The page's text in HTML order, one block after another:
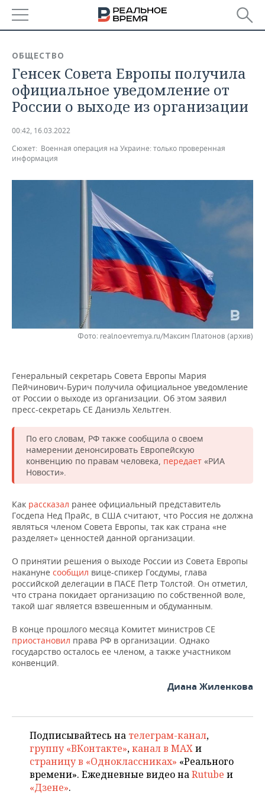
БАШКОРТОСТАН
ТАТАРСТАН
НОВОСТИ
АНАЛИТИКА
ДЕКЛАРАЦИИ О ДОХОДАХ
КОРОЛИ ГОСЗАКАЗА ПФО
ВУЗЫ ТАТАРСТАНА
КОМУ ПРИНАДЛЕЖАТ
ТОРГОВЫЕ ЦЕНТРЫ
НОВОСТИ ЭКОНОМИКИ
ФИНАНСЫ
ПРОМЫШЛЕННОСТЬ
НОВОСТИ
ПРОМЫШЛЕННОСТИ
МАШИНОСТРОЕНИЕ
НЕДВИЖИМОСТЬ
НОВОСТИ НЕДВИЖИМОСТИ
НОВОСТИ БИЗНЕСА
РОЗНИЧНАЯ ТОРГОВЛЯ
НОВОСТИ ТЕХНОЛОГИЙ
НОВОСТИ МЕРОПРИЯТИЙ
ВЫЕЗДНАЯ РЕДАКЦИЯ
ONLINE-КОНФЕРЕНЦИИ
НОВОСТИ СПОРТА
ХОККЕЙ
ВОЛЕЙБОЛ
КИБЕРСПОРТ
ФИГУРНОЕ КАТАНИЕ
ВОДНЫЕ ВИДЫ СПОРТА
ХОККЕЙ С МЯЧОМ
ВЛАСТЬ
ИСТОРИЯ
КУЛЬТУРА
МЕДИЦИНА
ОБРАЗОВАНИЕ
ПРОИСШЕСТВИЯ
СЮЖЕТЫ
СПРАВОЧНИК
СПИСОК ПЕРСОН
СПИСОК КОМПАНИЙ
ПОЛНАЯ ВЕРСИЯ
ОБЩЕСТВО
Генсек Совета Европы получила
официальное уведомление от
России о выходе из организации
00:42, 16.03.2022
Сюжет: Военная операция на Украине: только проверенная
информация
Фото: realnoevremya.ru/Максим Платонов (архив)
Генеральный секретарь Совета Европы Мария
Пейчинович-Бурич получила официальное уведомление
от России о выходе из организации. Об этом заявил
пресс-секретарь СЕ Даниэль Хельтген.
По его словам, РФ также сообщила о своем
намерении денонсировать Европейскую
конвенцию по правам человека, передает «РИА
Новости».
Как рассказал ранее официальный представитель
Госдепа Нед Прайс, в США считают, что Россия не должна
являться членом Совета Европы, так как страна «не
разделяет» ценностей данной организации.
О принятии решения о выходе России из Совета Европы
накануне сообщил вице-спикер Госдумы, глава
российской делегации в ПАСЕ Петр Толстой. Он отметил,
что страна покидает организацию по собственной воле,
такой шаг является взвешенным и обдуманным.
В конце прошлого месяца Комитет министров СЕ
приостановил права РФ в организации. Однако
государство осталось ее членом, а также участником
конвенций.
Диана Жиленкова
Подписывайтесь на телеграм-канал,
группу «ВКонтакте»,канал в MAXи
страницу в «Одноклассниках» «Реального
времени». Ежедневные видео наRutube и
«Дзене».